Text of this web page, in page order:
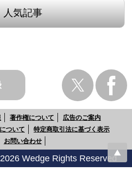
人気記事
著作権について
広告のご案内
ついて
特定商取引法に基づく表示
お問い合わせ
Wedge Rights Reserved